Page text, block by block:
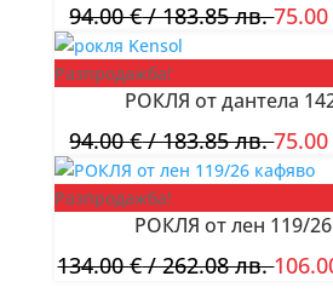
94.00€/ 183.85 лв.
Разпродажба!
РОКЛЯ от дантела
94.00€/ 183.85 лв.
Разпродажба!
РОКЛЯ от лен 119/
134.00€/ 262.08 лв.